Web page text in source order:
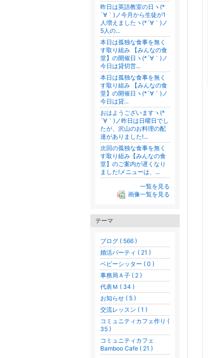
昨日は英語教室の日ヽ(*
´∀｀)ノ今月から生徒が1
人増えましたヽ(*´∀｀)ノ
5人の...
本日は孤独な食事を無く
す取り組み 【みんなの食
堂】の開催日ヽ(*´∀｀)ノ
今日は貸切営...
本日は孤独な食事を無く
す取り組み 【みんなの食
堂】の開催日ヽ(*´∀｀)ノ
今日は貸...
おはようございますヽ(*
´∀｀)ノ昨日は日曜日でし
たが、沢山のお料理の配
達がありました!...
次回の孤独な食事を無く
す取り組み【みんなの食
堂】のご案内が遅くなり
ました!メニューは、...
一覧を見る
画像一覧を見る
テーマ
ブログ ( 566 )
婚活パーティ ( 21 )
ベビーシッター ( 0 )
事務局Ａ子 ( 2 )
代表Ｍ ( 34 )
お知らせ ( 5 )
交流レッスン ( 1 )
コミュニティカフェ作り (
35 )
コミュニティカフェ
Bamboo Cafe ( 21 )